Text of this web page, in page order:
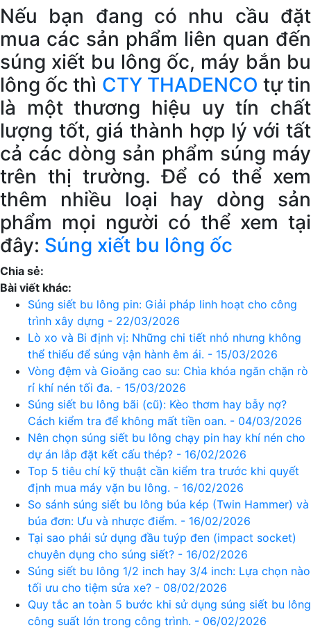
Nếu bạn đang có nhu cầu đặt
mua các sản phẩm liên quan đến
súng xiết bu lông ốc, máy bắn bu
lông ốc thì CTY THADENCO tự tin
là một thương hiệu uy tín chất
lượng tốt, giá thành hợp lý với tất
cả các dòng sản phẩm súng máy
trên thị trường. Để có thể xem
thêm nhiều loại hay dòng sản
phẩm mọi người có thể xem tại
đây: Súng xiết bu lông ốc
Chia sẻ:
Bài viết khác:
Súng siết bu lông pin: Giải pháp linh hoạt cho công
trình xây dựng - 22/03/2026
Lò xo và Bi định vị: Những chi tiết nhỏ nhưng không
thể thiếu để súng vận hành êm ái. - 15/03/2026
Vòng đệm và Gioăng cao su: Chìa khóa ngăn chặn rò
rỉ khí nén tối đa. - 15/03/2026
Súng siết bu lông bãi (cũ): Kèo thơm hay bẫy nợ?
Cách kiểm tra để không mất tiền oan. - 04/03/2026
Nên chọn súng siết bu lông chạy pin hay khí nén cho
dự án lắp đặt kết cấu thép? - 16/02/2026
Top 5 tiêu chí kỹ thuật cần kiểm tra trước khi quyết
định mua máy vặn bu lông. - 16/02/2026
So sánh súng siết bu lông búa kép (Twin Hammer) và
búa đơn: Ưu và nhược điểm. - 16/02/2026
Tại sao phải sử dụng đầu tuýp đen (impact socket)
chuyên dụng cho súng siết? - 16/02/2026
Súng siết bu lông 1/2 inch hay 3/4 inch: Lựa chọn nào
tối ưu cho tiệm sửa xe? - 08/02/2026
Quy tắc an toàn 5 bước khi sử dụng súng siết bu lông
công suất lớn trong công trình. - 06/02/2026